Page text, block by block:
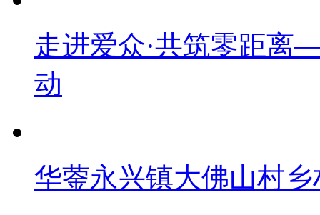
走进爱众·共筑零距
动
华蓥永兴镇大佛山村